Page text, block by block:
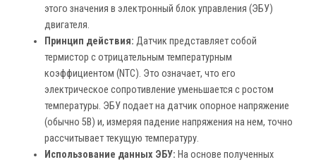
этого значения в электронный блок управления (ЭБУ)
двигателя.
Принцип действия: Датчик представляет собой
термистор с отрицательным температурным
коэффициентом (NTC). Это означает, что его
электрическое сопротивление уменьшается с ростом
температуры. ЭБУ подает на датчик опорное напряжение
(обычно 5В) и, измеряя падение напряжения на нем, точно
рассчитывает текущую температуру.
Использование данных ЭБУ: На основе полученных